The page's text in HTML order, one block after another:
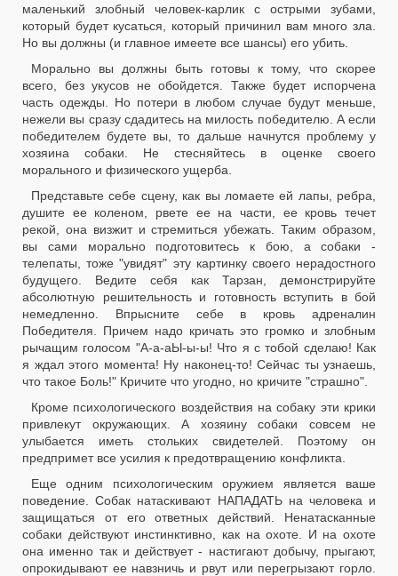
маленький злобный человек-карлик с острыми зубами,
который будет кусаться, который причинил вам много зла.
Но вы должны (и главное имеете все шансы) его убить.
Морально вы должны быть готовы к тому, что скорее
всего, без укусов не обойдется. Также будет испорчена
часть одежды. Но потери в любом случае будут меньше,
нежели вы сразу сдадитесь на милость победителю. А если
победителем будете вы, то дальше начнутся проблему у
хозяина собаки. Не стесняйтесь в оценке своего
морального и физического ущерба.
Представьте себе сцену, как вы ломаете ей лапы, ребра,
душите ее коленом, рвете ее на части, ее кровь течет
рекой, она визжит и стремиться убежать. Таким образом,
вы сами морально подготовитесь к бою, а собаки -
телепаты, тоже "увидят" эту картинку своего нерадостного
будущего. Ведите себя как Тарзан, демонстрируйте
абсолютную решительность и готовность вступить в бой
немедленно. Впрысните себе в кровь адреналин
Победителя. Причем надо кричать это громко и злобным
рычащим голосом "А-а-аЫ-ы-ы! Что я с тобой сделаю! Как
я ждал этого момента! Ну наконец-то! Сейчас ты узнаешь,
что такое Боль!" Кричите что угодно, но кричите "страшно".
Кроме психологического воздействия на собаку эти крики
привлекут окружающих. А хозяину собаки совсем не
улыбается иметь стольких свидетелей. Поэтому он
предпримет все усилия к предотвращению конфликта.
Еще одним психологическим оружием является ваше
поведение. Собак натаскивают НАПАДАТЬ на человека и
защищаться от его ответных действий. Ненатасканные
собаки действуют инстинктивно, как на охоте. И на охоте
она именно так и действует - настигают добычу, прыгают,
опрокидывают ее навзничь и рвут или перегрызают горло.